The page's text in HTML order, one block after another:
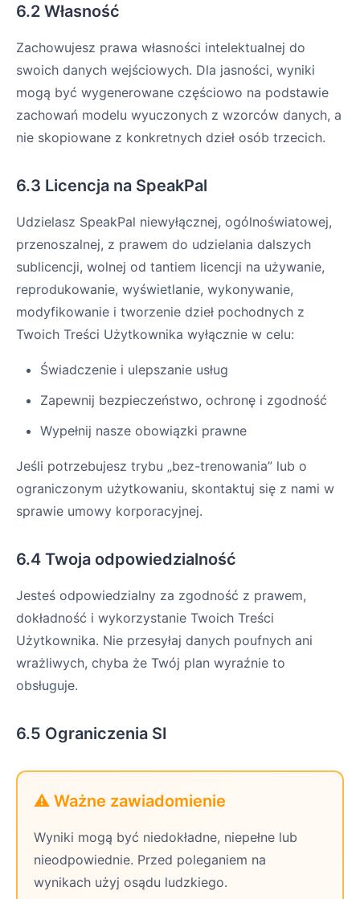
6.2 Własność
Zachowujesz prawa własności intelektualnej do
swoich danych wejściowych. Dla jasności, wyniki
mogą być wygenerowane częściowo na podstawie
zachowań modelu wyuczonych z wzorców danych, a
nie skopiowane z konkretnych dzieł osób trzecich.
6.3 Licencja na SpeakPal
Udzielasz SpeakPal niewyłącznej, ogólnoświatowej,
przenoszalnej, z prawem do udzielania dalszych
sublicencji, wolnej od tantiem licencji na używanie,
reprodukowanie, wyświetlanie, wykonywanie,
modyfikowanie i tworzenie dzieł pochodnych z
Twoich Treści Użytkownika wyłącznie w celu:
Świadczenie i ulepszanie usług
Zapewnij bezpieczeństwo, ochronę i zgodność
Wypełnij nasze obowiązki prawne
Jeśli potrzebujesz trybu „bez-trenowania” lub o
ograniczonym użytkowaniu, skontaktuj się z nami w
sprawie umowy korporacyjnej.
6.4 Twoja odpowiedzialność
Jesteś odpowiedzialny za zgodność z prawem,
dokładność i wykorzystanie Twoich Treści
Użytkownika. Nie przesyłaj danych poufnych ani
wrażliwych, chyba że Twój plan wyraźnie to
obsługuje.
6.5 Ograniczenia SI
⚠️ Ważne zawiadomienie
Wyniki mogą być niedokładne, niepełne lub
nieodpowiednie. Przed poleganiem na
wynikach użyj osądu ludzkiego.